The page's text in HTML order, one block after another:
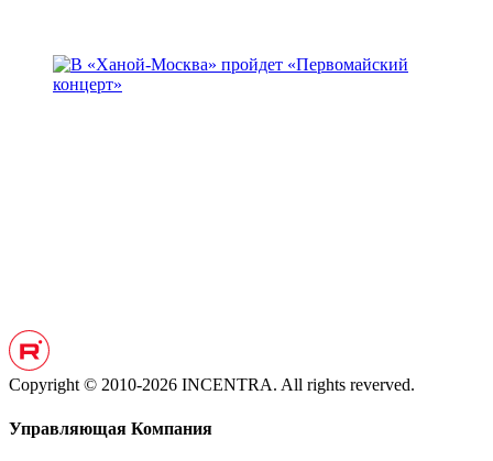
Copyright © 2010-2026 INCENTRA. All rights reverved.
Управляющая Компания